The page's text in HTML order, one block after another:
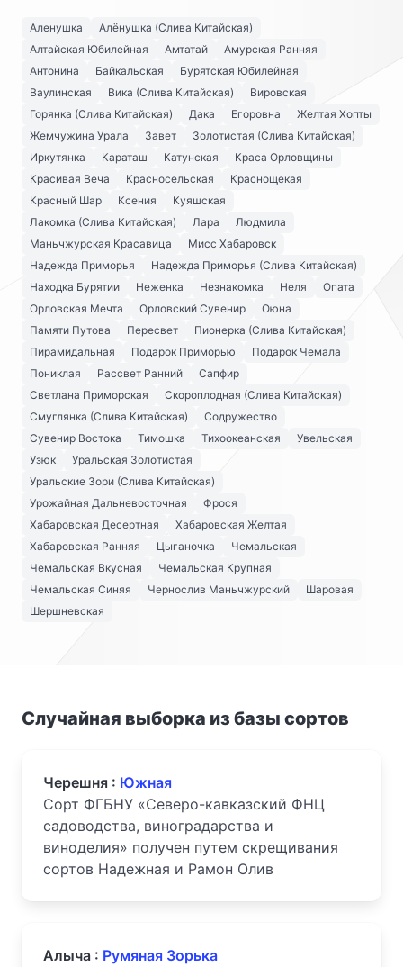
Аленушка
Алёнушка (Слива Китайская)
Алтайская Юбилейная
Амтатай
Амурская Ранняя
Антонина
Байкальская
Бурятская Юбилейная
Ваулинская
Вика (Слива Китайская)
Вировская
Горянка (Слива Китайская)
Дака Егоровна
Желтая Хопты
Жемчужина Урала
Завет
Золотистая (Слива Китайская)
Иркутянка
Караташ Катунская
Краса Орловщины
Красивая Веча
Красносельская
Краснощекая
Красный Шар
Ксения
Куяшская
Лакомка (Слива Китайская)
Лара
Людмила
Маньчжурская Красавица
Мисс Хабаровск
Надежда Приморья
Надежда Приморья (Слива Китайская)
Находка Бурятии
Неженка Незнакомка Неля
Опата
Орловская Мечта
Орловский Сувенир
Оюна
Памяти Путова
Пересвет
Пионерка (Слива Китайская)
Пирамидальная
Подарок Приморью
Подарок Чемала
Пониклая
Рассвет Ранний
Сапфир
Светлана Приморская
Скороплодная (Слива Китайская)
Смуглянка (Слива Китайская)
Содружество
Сувенир Востока
Тимошка Тихоокеанская
Увельская
Узюк
Уральская Золотистая
Уральские Зори (Слива Китайская)
Урожайная Дальневосточная
Фрося
Хабаровская Десертная
Хабаровская Желтая
Хабаровская Ранняя
Цыганочка
Чемальская
Чемальская Вкусная
Чемальская Крупная
Чемальская Синяя
Чернослив Маньчжурский
Шаровая
Шершневская
Случайная выборка из базы сортов
Черешня : Южная
Сорт ФГБНУ «Северо-кавказский ФНЦ
садоводства, виноградарства и
виноделия» получен путем скрещивания
сортов Надежная и Рамон Олив
Алыча : Румяная Зорька